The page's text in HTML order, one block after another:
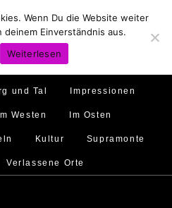
Feste feiern
Im Norden
Ambiente
und Tal Impressionen
Im Westen Im Osten
Kultur Supramonte
Verlassene Orte
Wenn Du die Website weiter
Einverständnis aus.
Weiterlesen